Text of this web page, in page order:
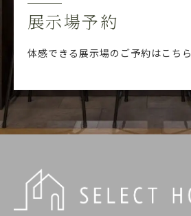
展示場予約
体感できる展示場のご予約はこちら